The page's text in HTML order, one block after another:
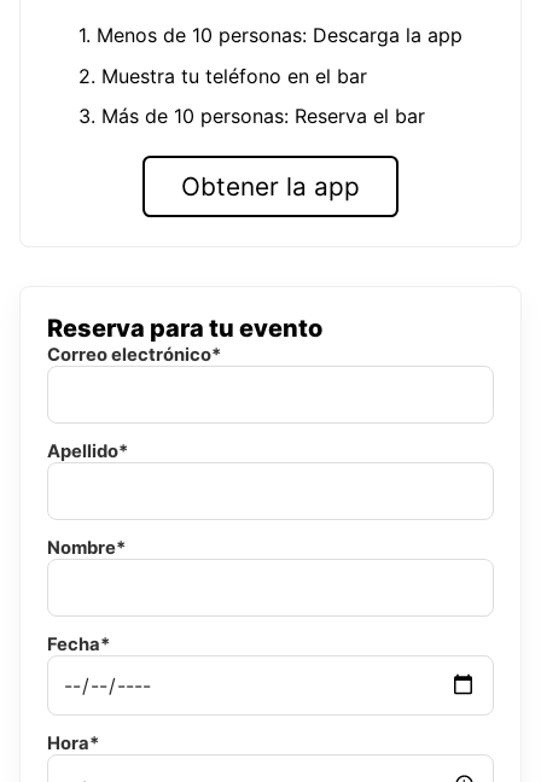
1. Menos de 10 personas: Descarga la app
2. Muestra tu teléfono en el bar
3. Más de 10 personas: Reserva el bar
Obtener la app
Reserva para tu evento
Correo electrónico*
Apellido*
Nombre*
Fecha*
Hora*